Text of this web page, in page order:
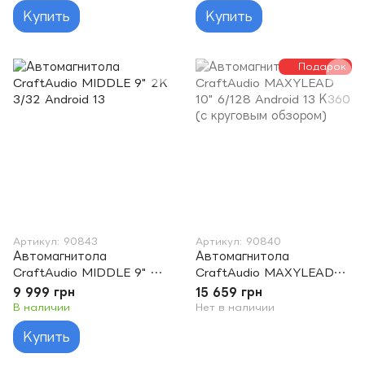
Купить Купить
Артикул: 90843
Автомагнитола
CraftAudio MIDDLE 9" 2K
3/32 Android 13
9 999 грн
В наличии
Купить
Подарок
Артикул: 90840
Автомагнитола
CraftAudio MAXYLEAD
10" 6/128 Android 13 К360
(с круговым обзором)
15 659 грн
Нет в наличии